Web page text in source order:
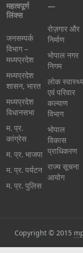
महत्वपूर्ण
लिंक्स
जनसम्पर्क
विभाग –
मध्यप्रदेश
मध्यप्रदेश
शासन, भारत
मध्‍यप्रदेश
विधानसभा
म. प्र.
कांग्रेस
म. प्र. भाजपा
म. प्र. पर्यटन
म. प्र. पुलिस
—
रोज़गार और
निर्माण
भोपाल नगर
निगम
लोक
एवं परिवार
कल्याण
विभाग
भोपाल
विकास
प्राधिकरण
राज्य सूचना
आयोग
Copyright © 2015